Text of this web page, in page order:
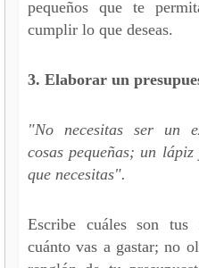
pequeños que te
cumplir lo que deseas.
3. Elaborar un
"No necesitas ser un
cosas pequeñas; un
que necesitas".
Escribe cuáles son tus
cuánto vas a gastar; no